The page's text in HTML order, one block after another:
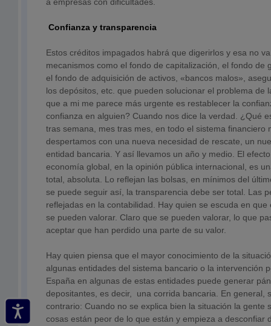
Confianza y transparencia
Estos créditos impagados habrá que digerirlos y esa no
mecanismos como el fondo de capitalización, el fondo de
el fondo de adquisición de activos, «bancos malos»,
los depósitos, etc. que pueden solucionar el problema de
que a mi me parece más urgente es restablecer la
confianza en alguien? Cuando nos dice la verdad. ¿Qué
tras semana, mes tras mes, en todo el sistema financiero
despertamos con una nueva necesidad de rescate, un
entidad bancaria. Y así llevamos un año y medio. El
economía global, en la opinión pública internacional, es
total, absoluta. Lo reflejan las bolsas, en mínimos del
se puede seguir así, la transparencia debe ser total. Las
reflejadas en la contabilidad. Hay quien se escuda en que
se pueden valorar. Claro que se pueden valorar, lo que
aceptar que han perdido una parte de su valor.
Hay quien piensa que el mayor conocimiento de la
algunas entidades del sistema bancario o la intervención
España en algunas de estas entidades puede generar
depositantes, es decir, una corrida bancaria. En general,
contrario: Cuando no se explica bien la situación la gente
cosas están peor de lo que están y empieza a desconfiar